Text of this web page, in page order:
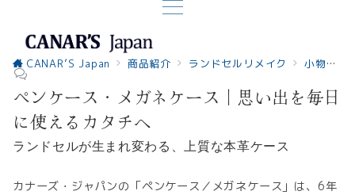
CANAR’S Japan 商品紹介 ランドセルリメイク 小物系
ペンケース・メガネケース｜思い出を毎日
に使えるカタチへ
ランドセルが生まれ変わる、上質な本革ケース
カナーズ・ジャパンの「ペンケース／メガネケース」は、6年